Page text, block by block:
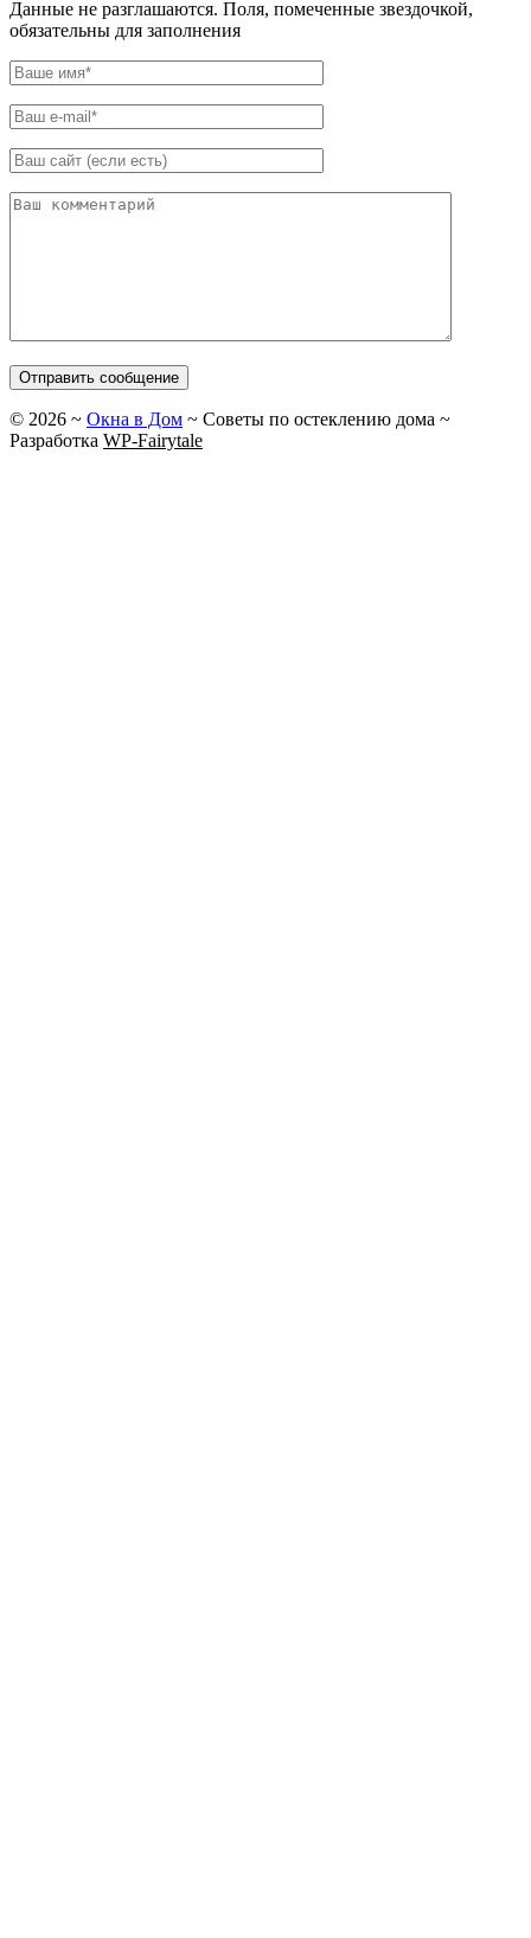
Данные не разглашаются. Поля, помеченные звездочкой,
обязательны для заполнения
© 2026 ~ Окна в Дом ~ Советы по остеклению дома ~
Разработка WP-Fairytale